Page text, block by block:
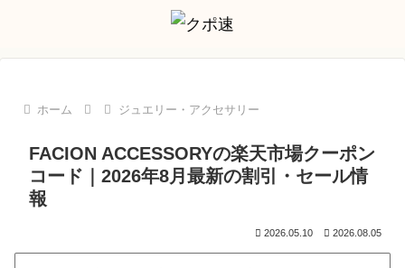
ホーム ジュエリー・アクセサリー
FACION ACCESSORYの楽天市場クーポン
コード｜2026年8月最新の割引・セール情
報
2026.05.10 2026.08.05